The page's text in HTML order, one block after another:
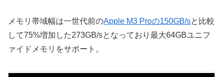
メモリ帯域幅は一世代前のApple M3 Proの150GB/sと比較
して75%増加した273GB/sとなっており最大64GBユニフ
ァイドメモリをサポート。